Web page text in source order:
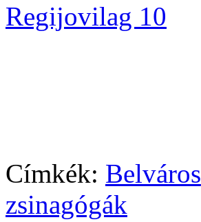
Regijovilag 10
Címkék: Belváros
zsinagógák